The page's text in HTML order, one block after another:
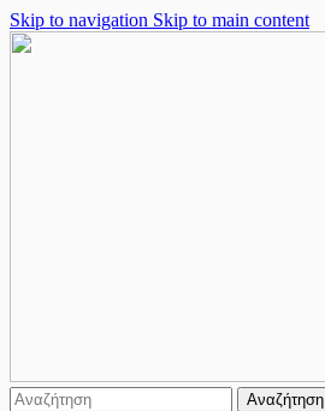
Skip to navigation Skip to main content
Αναζήτηση